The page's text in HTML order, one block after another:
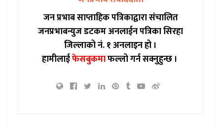
जन प्रभाब साप्ताहिक पत्रिकाद्वारा संचालित
जनप्रभाबन्युज डटकम अनलाईन पत्रिका सिरहा
जिल्लाको नं. १ अनलाइन हो ।
हामीलाईफेसबुकमाफल्लो गर्न सक्नुहुन्छ ।